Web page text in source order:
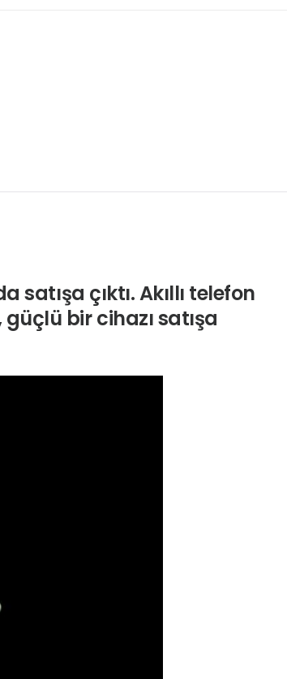
çıktı. Akıllı telefon
bir cihazı satışa